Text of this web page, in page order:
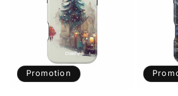
Promotion